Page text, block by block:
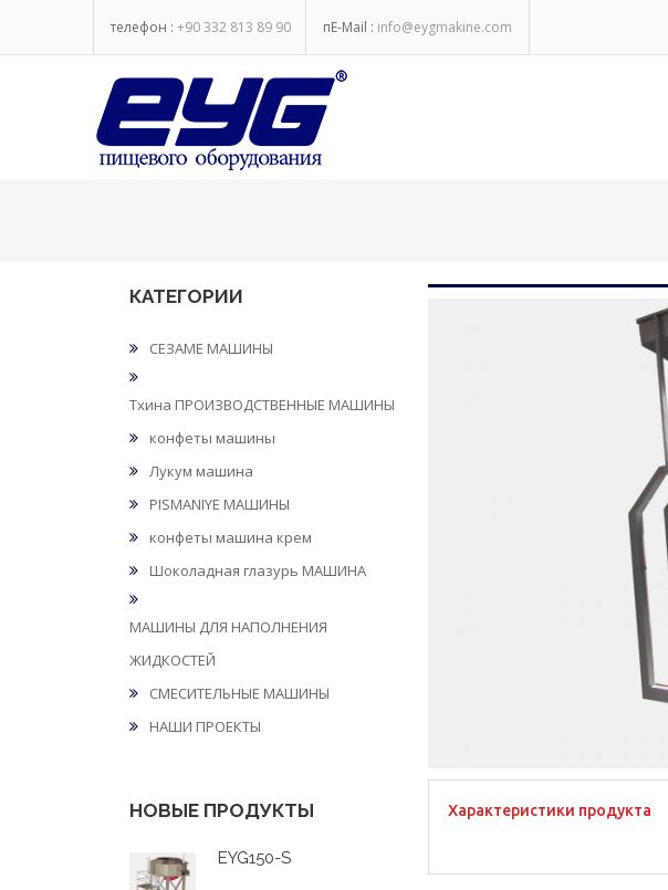
телефон : +90 332 813 89 90 пE-Mail : info@eygmakine.com
КАТЕГОРИИ
СЕЗАМЕ МАШИНЫ
Тхина ПРОИЗВОДСТВЕННЫЕ МАШИНЫ
конфеты машины
Лукум машина
PISMANIYE МАШИНЫ
конфеты машина крем
Шоколадная глазурь МАШИНА
МАШИНЫ ДЛЯ НАПОЛНЕНИЯ
ЖИДКОСТЕЙ
СМЕСИТЕЛЬНЫЕ МАШИНЫ
НАШИ ПРОЕКТЫ
НОВЫЕ ПРОДУКТЫ
EYG150-S
Характеристики продукта